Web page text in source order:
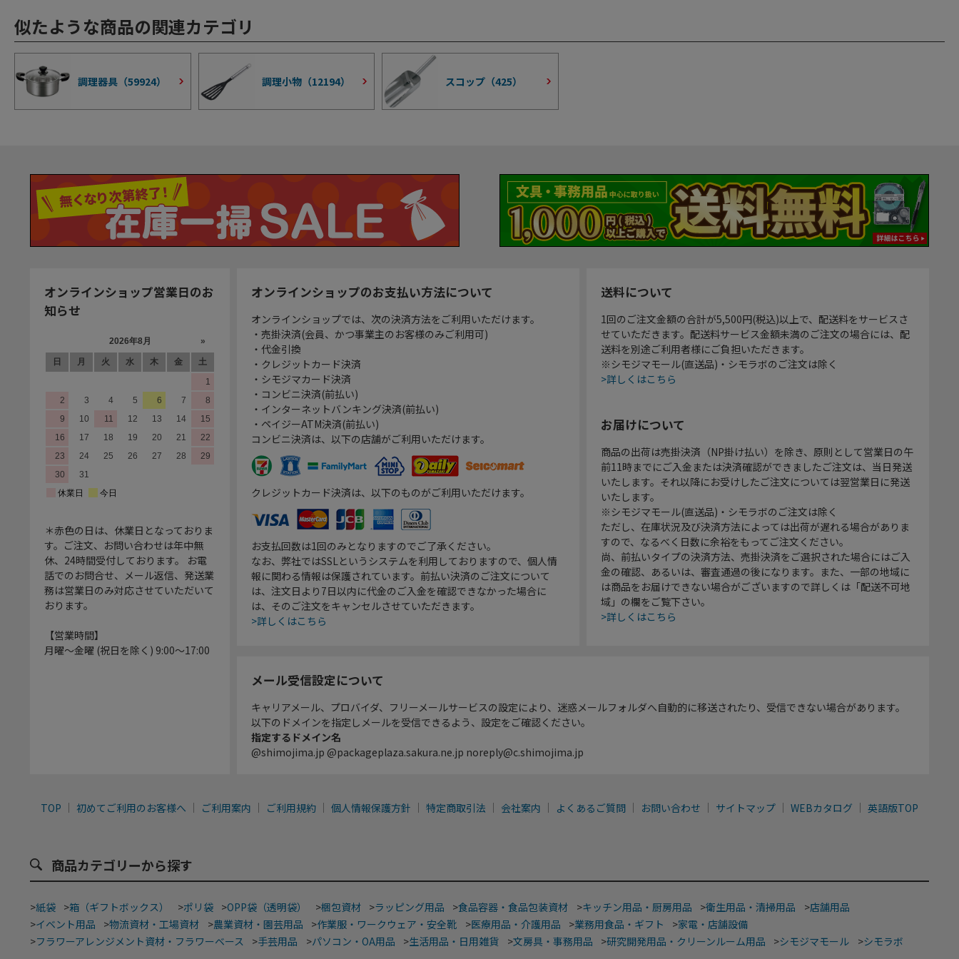
似たような商品の関連カテゴリ
調理器具（59924） 調理小物（12194） スコップ（425）
オンラインショップ営業日のお
知らせ
＊赤色の日は、休業日となっておりま
す。ご注文、お問い合わせは年中無
休、24時間受付しております。 お電
話でのお問合せ、メール返信、発送業
務は営業日のみ対応させていただいて
おります。
【営業時間】
月曜～金曜 (祝日を除く) 9:00～17:00
オンラインショップのお支払い方法について
オンラインショップでは、次の決済方法をご利用いただけます。
・売掛決済(会員、かつ事業主のお客様のみご利用可)
・代金引換
・クレジットカード決済
・シモジマカード決済
・コンビニ決済(前払い)
・インターネットバンキング決済(前払い)
・ペイジーATM決済(前払い)
コンビニ決済は、以下の店舗がご利用いただけます。
クレジットカード決済は、以下のものがご利用いただけます。
お支払回数は1回のみとなりますのでご了承ください。
なお、弊社ではSSLというシステムを利用しておりますので、個人情
報に関わる情報は保護されています。前払い決済のご注文について
は、注文日より7日以内に代金のご入金を確認できなかった場合に
は、そのご注文をキャンセルさせていただきます。
>詳しくはこちら
送料について
1回のご注文金額の合計が5,500円(税込)以上で、配送料をサービスさ
せていただきます。配送料サービス金額未満のご注文の場合には、配
送料を別途ご利用者様にご負担いただきます。
※シモジマモール(直送品)・シモラボのご注文は除く
>詳しくはこちら
お届けについて
商品の出荷は売掛決済（NP掛け払い）を除き、原則として営業日の午
前11時までにご入金または決済確認ができましたご注文は、当日発送
いたします。それ以降にお受けしたご注文については翌営業日に発送
いたします。
※シモジマモール(直送品)・シモラボのご注文は除く
ただし、在庫状況及び決済方法によっては出荷が遅れる場合がありま
すので、なるべく日数に余裕をもってご注文ください。
尚、前払いタイプの決済方法、売掛決済をご選択された場合にはご入
金の確認、あるいは、審査通過の後になります。また、一部の地域に
は商品をお届けできない場合がございますので詳しくは「配送不可地
域」の欄をご覧下さい。
>詳しくはこちら
メール受信設定について
キャリアメール、プロバイダ、フリーメールサービスの設定により、迷惑メールフォルダへ自動的に移送されたり、受信できない場合があります。
以下のドメインを指定しメールを受信できるよう、設定をご確認ください。
指定するドメイン名
@shimojima.jp @packageplaza.sakura.ne.jp noreply@c.shimojima.jp
TOP 初めてご利用のお客様へ ご利用案内 ご利用規約 個人情報保護方針 特定商取引法 会社案内 よくあるご質問 お問い合わせ サイトマップ WEBカタログ 英語版TOP
商品カテゴリーから探す
>紙袋 >箱（ギフトボックス） >ポリ袋 >OPP袋（透明袋） >梱包資材 >ラッピング用品 >食品容器・食品包装資材 >キッチン用品・厨房用品 >衛生用品・清掃用品 >店舗用品
>イベント用品 >物流資材・工場資材 >農業資材・園芸用品 >作業服・ワークウェア・安全靴 >医療用品・介護用品 >業務用食品・ギフト >家電・店舗設備
>フラワーアレンジメント資材・フラワーベース >手芸用品 >パソコン・OA用品 >生活用品・日用雑貨 >文房具・事務用品 >研究開発用品・クリーンルーム用品 >シモジマモール >シモラボ